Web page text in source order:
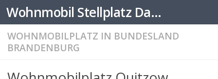
Zum Inhalt springen Wohnmobil Stellplatz Datenbank
WOHNMOBILPLATZ IN BUNDESLAND
BRANDENBURG